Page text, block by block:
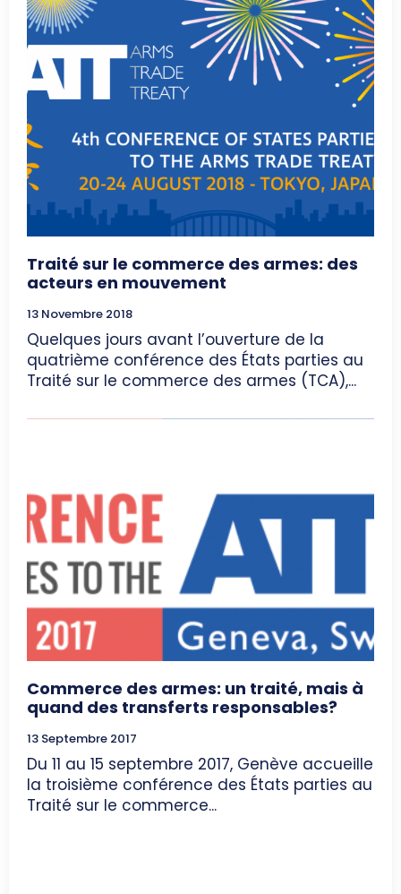
Traité sur le commerce des armes: des
acteurs en mouvement
13 Novembre 2018
Quelques jours avant l’ouverture de la
quatrième conférence des États parties au
Traité sur le commerce des armes (TCA),...
Commerce des armes: un traité, mais à
quand des transferts responsables?
13 Septembre 2017
Du 11 au 15 septembre 2017, Genève accueille
la troisième conférence des États parties au
Traité sur le commerce...